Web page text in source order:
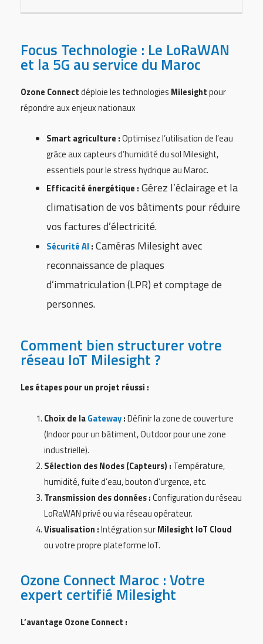
Focus Technologie : Le LoRaWAN
et la 5G au service du Maroc
Ozone Connectdéploie les technologies Milesightpour
répondre aux enjeux nationaux
Smart agriculture :Optimisez l’utilisation de l’eau
grâce aux capteurs d’humidité du sol Milesight,
essentiels pour le stress hydrique au Maroc.
Efficacité énergétique : Gérez l’éclairage et la
climatisation de vos bâtiments pour réduire
vos factures d’électricité.
Sécurité AI : Caméras Milesight avec
reconnaissance de plaques
d’immatriculation (LPR) et comptage de
personnes.
Comment bien structurer votre
réseau IoT Milesight ?
Les étapes pour un projet réussi :
Choix de laGateway:Définir la zone de couverture
(Indoor pour un bâtiment, Outdoor pour une zone
industrielle).
Sélection des Nodes (Capteurs) : Température,
humidité, fuite d’eau, bouton d’urgence, etc.
Transmission des données :Configuration du réseau
LoRaWAN privé ou via réseau opérateur.
Visualisation :Intégration surMilesight IoT Cloud
ou votre propre plateforme IoT.
Ozone Connect Maroc : Votre
expert certifié Milesight
L’avantage Ozone Connect :